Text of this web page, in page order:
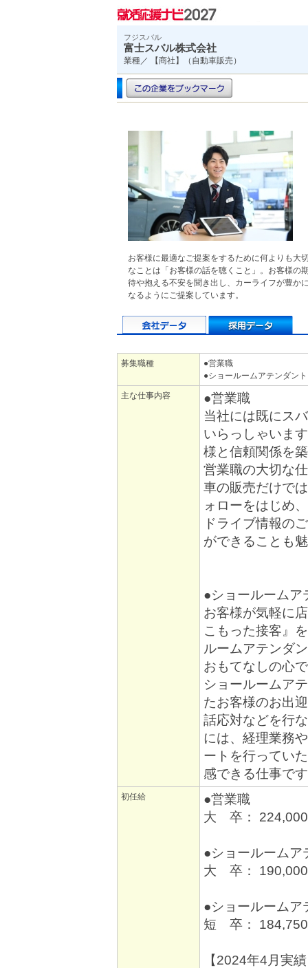
フジスバル
富士スバル株式会社
業種／ 【商社】（自動車販売）
お客様に最適なご提案をするために何よりも大
なことは「お客様の話を聴くこと」。お客様の
待や抱える不安を聞き出し、カーライフが豊か
なるようにご提案しています。
募集職種
●営業職
●ショールームアテンダン
主な仕事内容
●営業職
当社には既にス
いらっしゃいま
様と信頼関係を
営業職の大切な
車の販売だけで
ォローをはじめ
ドライブ情報の
ができることも
●ショールームア
お客様が気軽に
こもった接客』
ルームアテンダ
おもてなしの心
ショールームア
たお客様のお出
話応対などを行
には、経理業務
ートを行ってい
感できる仕事で
初任給
●営業職
大 卒：
●ショールームア
大 卒：
●ショールームア
短 卒：
【2024年4月実